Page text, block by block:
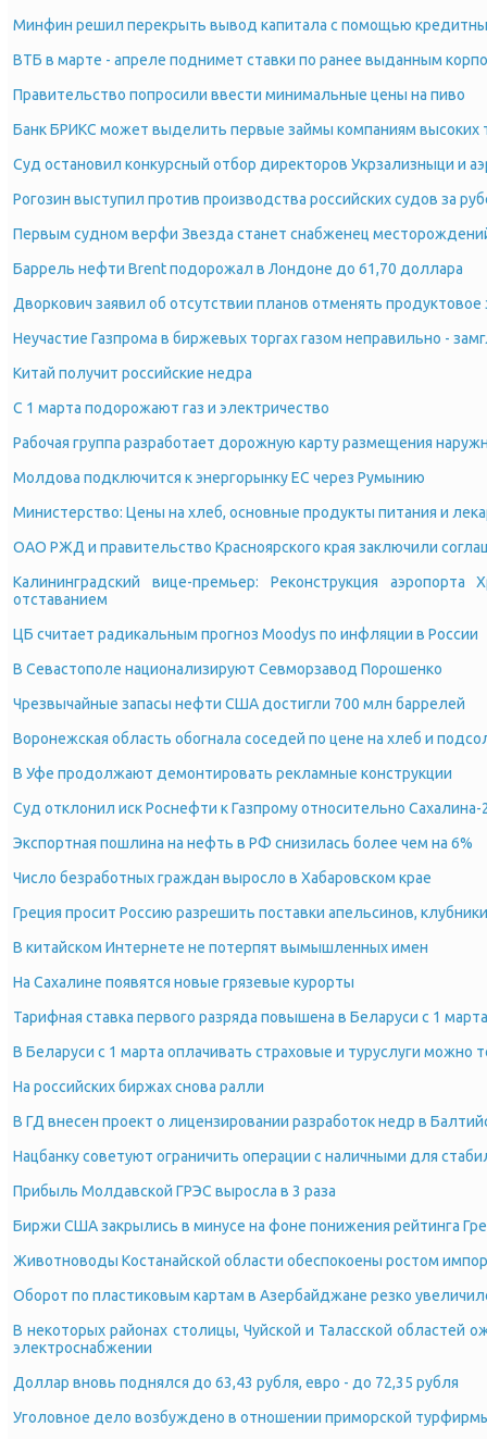
Минфин решил перекрыть вывод капитала с помощью
ВТБ в марте - апреле поднимет ставки по ранее выданным
Правительство попросили ввести минимальные цены на пиво
Банк БРИКС может выделить первые займы компаниям высоких
Суд остановил конкурсный отбор директоров Укрзализныци и
Рогозин выступил против производства российских судов за
Первым судном верфи Звезда станет снабженец
Баррель нефти Brent подорожал в Лондоне до 61,70 доллара
Дворкович заявил об отсутствии планов отменять продуктовое
Неучастие Газпрома в биржевых торгах газом неправильно -
Китай получит российские недра
С 1 марта подорожают газ и электричество
Рабочая группа разработает дорожную карту размещения
Молдова подключится к энергорынку ЕС через Румынию
Министерство: Цены на хлеб, основные продукты питания и
ОАО РЖД и правительство Красноярского края заключили
Калининградский вице-премьер: Реконструкция
отставанием
ЦБ считает радикальным прогноз Moodys по инфляции в России
В Севастополе национализируют Севморзавод Порошенко
Чрезвычайные запасы нефти США достигли 700 млн баррелей
Воронежская область обогнала соседей по цене на хлеб и
В Уфе продолжают демонтировать рекламные конструкции
Суд отклонил иск Роснефти к Газпрому относительно Сахалина-
Экспортная пошлина на нефть в РФ снизилась более чем на 6%
Число безработных граждан выросло в Хабаровском крае
Греция просит Россию разрешить поставки апельсинов,
В китайском Интернете не потерпят вымышленных имен
На Сахалине появятся новые грязевые курорты
Тарифная ставка первого разряда повышена в Беларуси с 1
В Беларуси с 1 марта оплачивать страховые и туруслуги можно
На российских биржах снова ралли
В ГД внесен проект о лицензировании разработок недр в
Нацбанку советуют ограничить операции с наличными для
Прибыль Молдавской ГРЭС выросла в 3 раза
Биржи США закрылись в минусе на фоне понижения рейтинга
Животноводы Костанайской области обеспокоены ростом
Оборот по пластиковым картам в Азербайджане резко
В некоторых районах столицы, Чуйской и Таласской областей
электроснабжении
Доллар вновь поднялся до 63,43 рубля, евро - до 72,35 рубля
Уголовное дело возбуждено в отношении приморской